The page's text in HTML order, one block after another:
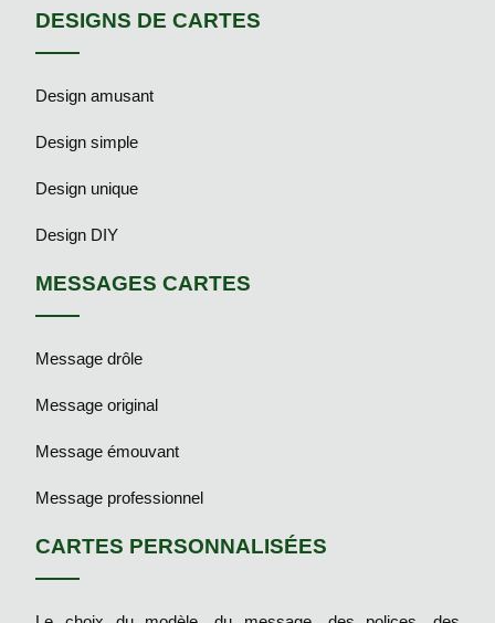
DESIGNS DE CARTES
Design amusant
Design simple
Design unique
Design DIY
MESSAGES CARTES
Message drôle
Message original
Message émouvant
Message professionnel
CARTES PERSONNALISÉES